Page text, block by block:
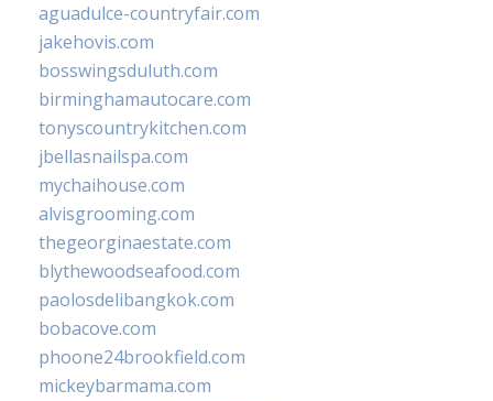
aguadulce-countryfair.com
jakehovis.com
bosswingsduluth.com
birminghamautocare.com
tonyscountrykitchen.com
jbellasnailspa.com
mychaihouse.com
alvisgrooming.com
thegeorginaestate.com
blythewoodseafood.com
paolosdelibangkok.com
bobacove.com
phoone24brookfield.com
mickeybarmama.com